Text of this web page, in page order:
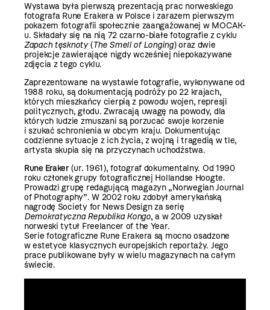
Wystawa była pierwszą prezentacją prac norweskiego
fotografa Rune Erakera w Polsce i zarazem pierwszym
pokazem fotografii społecznie zaangażowanej w MOCAK-
u. Składały się na nią 72 czarno-białe fotografie z cyklu
Zapach tęsknoty(The Smell of Longing) oraz dwie
projekcje zawierające nigdy wcześniej niepokazywane
zdjęcia z tego cyklu.
Zaprezentowane na wystawie fotografie, wykonywane od
1988 roku, są dokumentacją podróży po 22 krajach,
których mieszkańcy cierpią z powodu wojen, represji
politycznych, głodu. Zwracają uwagę na powody, dla
których ludzie zmuszani są porzucać swoje korzenie
i szukać schronienia w obcym kraju. Dokumentując
codzienne sytuacje z ich życia, z wojną i tragedią w tle,
artysta skupia się na przyczynach uchodźstwa.
Rune Eraker(ur. 1961), fotograf dokumentalny. Od 1990
roku członek grupy fotograficznej Hollandse Hoogte.
Prowadzi grupę redagującą magazyn „Norwegian Journal
of Photography”. W 2002 roku zdobył amerykańską
nagrodę Society for News Design za serię
Demokratyczna Republika Kongo, a w 2009 uzyskał
norweski tytuł Freelancer of the Year.
Serie fotograficzne Rune Erakera są mocno osadzone
w estetyce klasycznych europejskich reportaży. Jego
prace publikowane były w wielu magazynach na całym
świecie.